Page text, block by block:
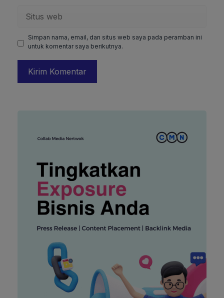
web
Simpan nama, email, dan situs web saya pada peramban ini
untuk komentar saya berikutnya.